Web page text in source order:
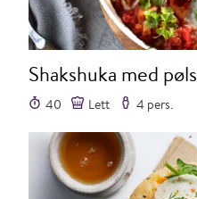
Shakshuka med
40 Lett 4 pers.